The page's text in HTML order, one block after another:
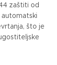
zaštiti od
automatski
što je